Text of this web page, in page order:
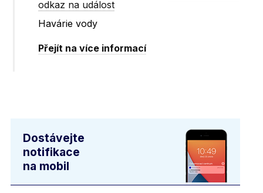
odkaz na událost
Havárie vody
Přejít na více informací
Dostávejte
notifikace
na mobil